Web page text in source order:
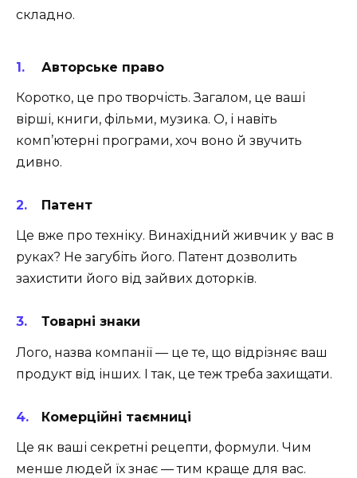
складно.
Авторське право
Коротко, це про творчість. Загалом, це ваші
вірші, книги, фільми, музика. О, і навіть
комп’ютерні програми, хоч воно й звучить
дивно.
Патент
Це вже про техніку. Винахідний живчик у вас в
руках? Не загубіть його. Патент дозволить
захистити його від зайвих доторків.
Товарні знаки
Лого, назва компанії — це те, що відрізняє ваш
продукт від інших. І так, це теж треба захищати.
Комерційні таємниці
Це як ваші секретні рецепти, формули. Чим
менше людей їх знає — тим краще для вас.